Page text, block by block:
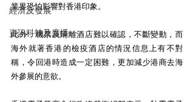
經濟及發展
資訊科技及廣播
業界恐怕影響對香港印象。
此外，機票及隔離酒店難以確認，不斷變動，而
海外就著香港的檢疫酒店的情況信息上有不對
稱，令回港時造成一定困難，更加減少港商去海
外參展的意欲。